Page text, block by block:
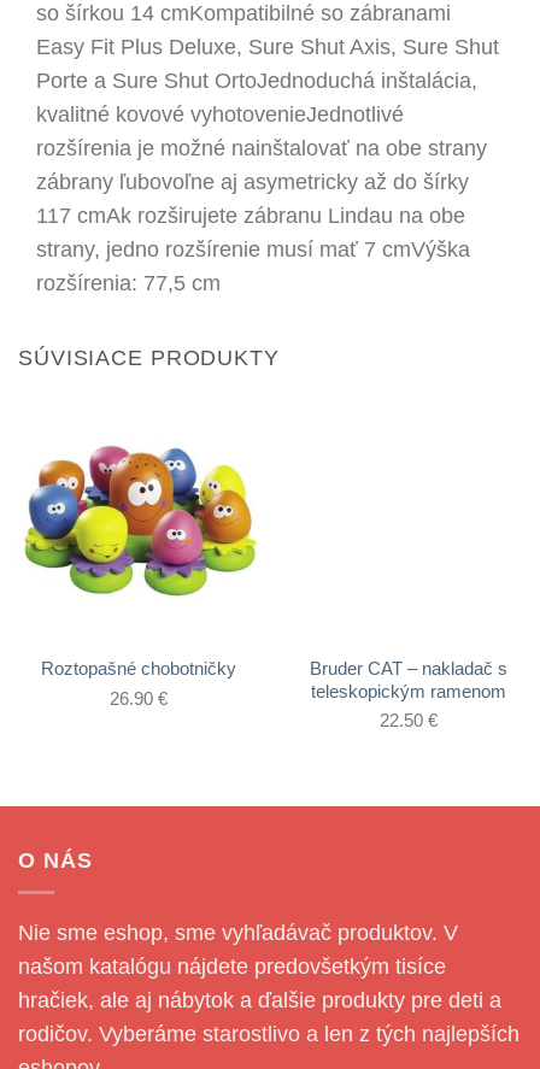
so šírkou 14 cmKompatibilné so zábranami
Easy Fit Plus Deluxe, Sure Shut Axis, Sure Shut
Porte a Sure Shut OrtoJednoduchá inštalácia,
kvalitné kovové vyhotovenieJednotlivé
rozšírenia je možné nainštalovať na obe strany
zábrany ľubovoľne aj asymetricky až do šírky
117 cmAk rozširujete zábranu Lindau na obe
strany, jedno rozšírenie musí mať 7 cmVýška
rozšírenia: 77,5 cm
SÚVISIACE PRODUKTY
Roztopašné chobotničky
26.90 €
Bruder CAT – nakladač s
teleskopickým ramenom
22.50 €
O NÁS
Nie sme eshop, sme vyhľadávač produktov. V
našom katalógu nájdete predovšetkým tisíce
hračiek, ale aj nábytok a ďalšie produkty pre deti a
rodičov. Vyberáme starostlivo a len z tých najlepších